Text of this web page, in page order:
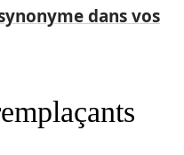
dans vos